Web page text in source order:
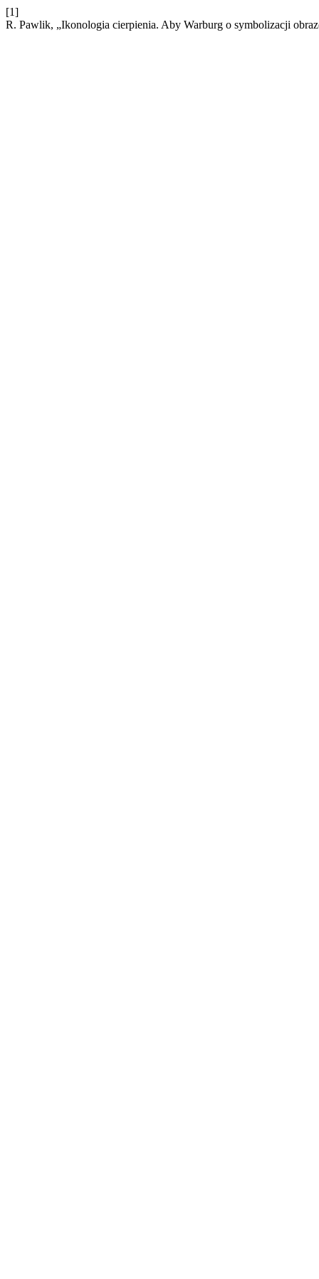
[1]
R. Pawlik, „Ikonologia cierpienia. Aby Warburg o symbolizacji